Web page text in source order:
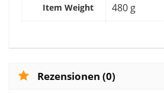
Item Weight ‎480 g
Rezensionen (0)